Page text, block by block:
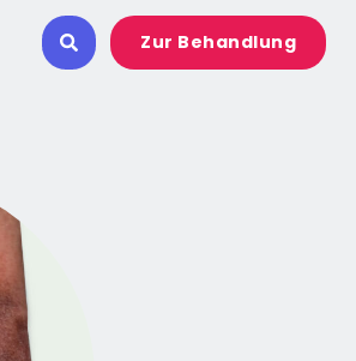
Zur Behandlung